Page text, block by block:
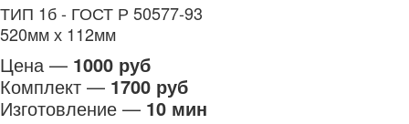
ТИП 1б - ГОСТ Р 50577-93
520мм х 112мм
Цена — 1000 руб
Комплект — 1700 руб
Изготовление — 10 мин